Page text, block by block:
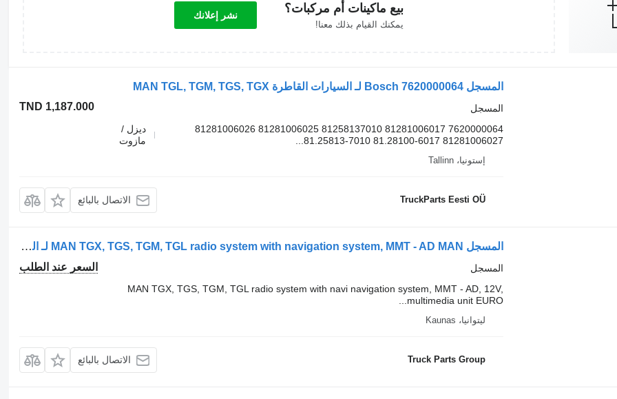
بيع ماكينات أم مركبات؟
يمكنك القيام بذلك معنا!
نشر إعلانك
المسجل Bosch 7620000064 لـ السيارات القاطرة MAN TGL, TGM, TGS, TGX
TND 1,187.000
المسجل
7620000064 81281006017 81258137010 81281006025 81281006026
81281006027 81.28100-6017 81.25813-7010...
ديزل /
مازوت
إستونيا، Tallinn
TruckParts Eesti OÜ الاتصال بالبائع
المسجل MAN TGX, TGS, TGM, TGL radio system with navigation system, MMT - AD MAN لـ السيارات القاطرة MAN MAN TGX, TGS, TGM, TGL radio system with navigation system, MMT - AD, 12V, multimedia unit EURO 5, EURO 6 by BOSCH 81281006017, 81281006026, 81281006027, 7620000064, 8128106025, 81281006017, 81281006026, 81281006027, 7620000064, 8128106025, 81258137010, 81258137034, 81281006033
السعر عند الطلب
المسجل
MAN TGX, TGS, TGM, TGL radio system with navi navigation system, MMT - AD, 12V,
multimedia unit EURO...
ليتوانيا، Kaunas
Truck Parts Group الاتصال بالبائع